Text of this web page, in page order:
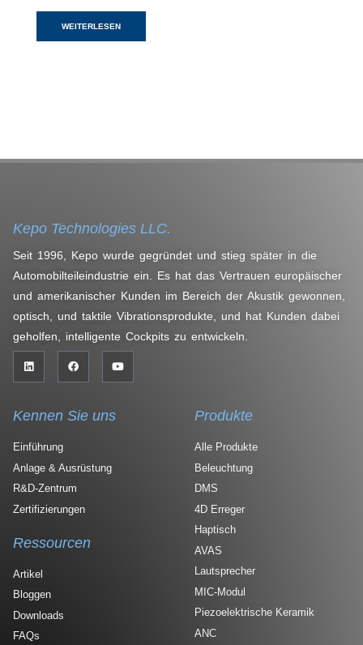
WEITERLESEN
Kepo Technologies LLC.
Seit 1996, Kepo wurde gegründet und stieg später in die
Automobilteileindustrie ein. Es hat das Vertrauen europäischer
und amerikanischer Kunden im Bereich der Akustik gewonnen,
optisch, und taktile Vibrationsprodukte, und hat Kunden dabei
geholfen, intelligente Cockpits zu entwickeln.
Kennen Sie uns
Einführung
Anlage & Ausrüstung
R&D-Zentrum
Zertifizierungen
Produkte
Alle Produkte
Beleuchtung
DMS
4D Erreger
Haptisch
AVAS
Lautsprecher
MIC-Modul
Piezoelektrische Keramik
ANC
Ressourcen
Artikel
Bloggen
Downloads
FAQs